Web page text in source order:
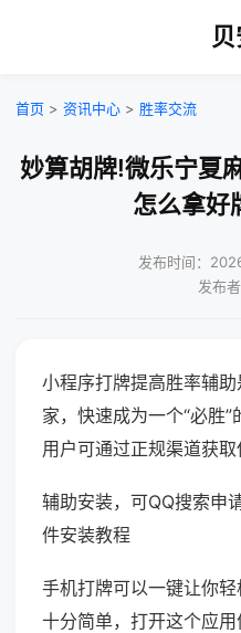
首页 > 资讯中心 > 胜率交流
妙算胡牌!微乐宁夏
怎么拿好
发布时间：
发布
小程序打牌提高胜率辅
家，快速成为一个“必胜
用户可通过正规渠道获取
辅助安装，可QQ搜索
件安装教程
手机打牌可以一键让你
十分简单，打开这个应